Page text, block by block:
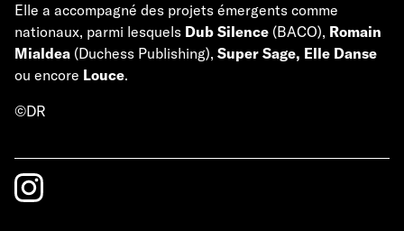
Elle a accompagné des projets émergents comme
nationaux, parmi lesquels Dub Silence (BACO), Romain
Mialdea (Duchess Publishing), Super Sage, Elle Danse
ou encore Louce.
©DR